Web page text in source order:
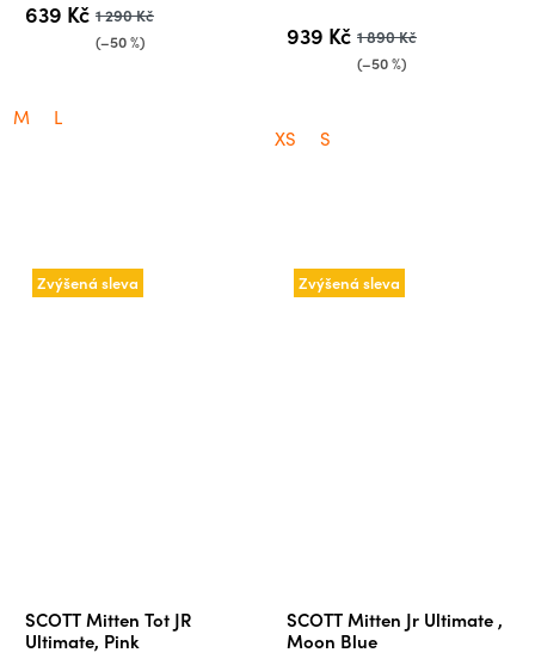
639 Kč 1 290 Kč
(–50 %)
M L
939 Kč 1 890 Kč
(–50 %)
XS S
Zvýšená sleva
SCOTT Mitten Tot JR
Ultimate, Pink
Zvýšená sleva
SCOTT Mitten Jr Ultimate ,
Moon Blue